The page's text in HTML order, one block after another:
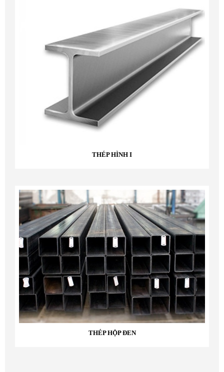
THÉP HÌNH I
THÉP HỘP ĐEN